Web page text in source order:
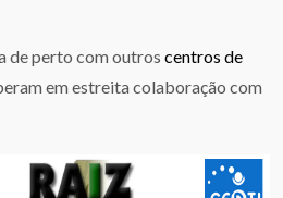
de perto com outros centros de
em estreita colaboração com